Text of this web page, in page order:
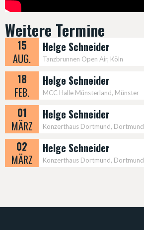
Weitere Termine
15
AUG.
Helge Schneider
Tanzbrunnen Open Air, Köln
18
FEB.
Helge Schneider
MCC Halle Münsterland, Münster
01
MÄRZ
Helge Schneider
Konzerthaus Dortmund, Dortmund
02
MÄRZ
Helge Schneider
Konzerthaus Dortmund, Dortmund